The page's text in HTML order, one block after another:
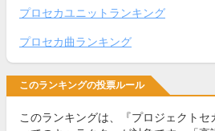
プロセカユニットランキング
プロセカ曲ランキング
このランキングの投票ルール
このランキングは、『プロジェクト